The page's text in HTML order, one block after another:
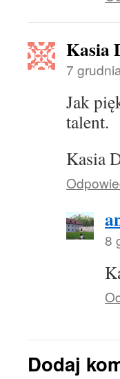
Kasia
7
Jak
talent.
Kasia
8
Dodaj